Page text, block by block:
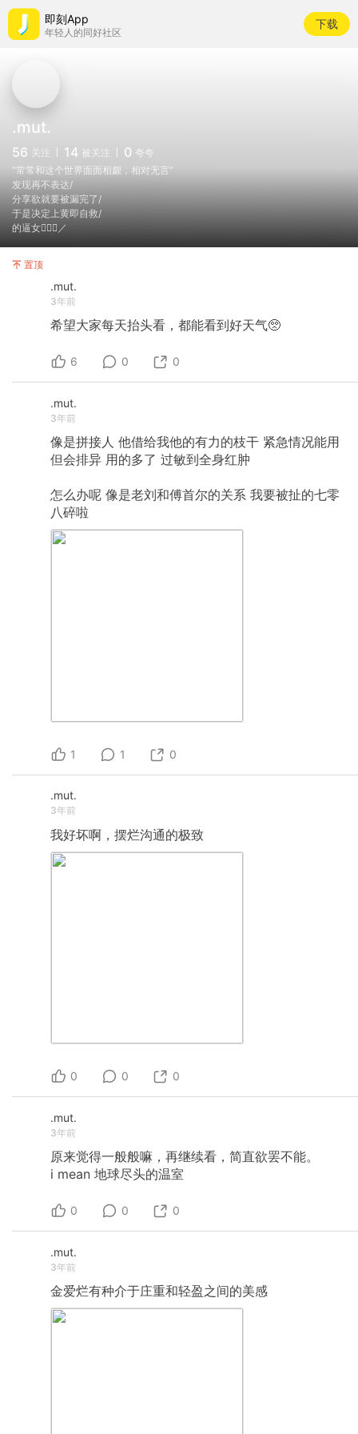
即刻App
年轻人的同好社区
下载
.mut.
56 关注 14 被关注 0 夸夸
“常常和这个世界面面相觑，相对无言”
发现再不表达/
分享欲就要被漏完了/
于是决定上黄即自救/
的逼女🤷🏼‍♀️／
置顶
.mut.
3年前
希望大家每天抬头看，都能看到好天气🥺
6 0 0
.mut.
3年前
像是拼接人 他借给我他的有力的枝干 紧急情况能用
但会排异 用的多了 过敏到全身红肿
怎么办呢 像是老刘和傅首尔的关系 我要被扯的七零
八碎啦
1 1 0
.mut.
3年前
我好坏啊，摆烂沟通的极致
0 0 0
.mut.
3年前
原来觉得一般般嘛，再继续看，简直欲罢不能。
i mean 地球尽头的温室
0 0 0
.mut.
3年前
金爱烂有种介于庄重和轻盈之间的美感